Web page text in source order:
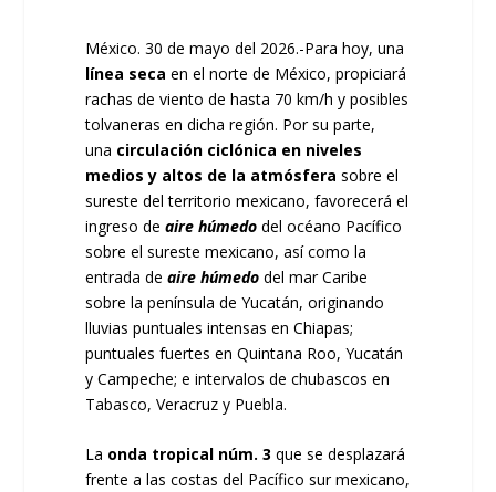
México. 30 de mayo del 2026.-Para hoy, una
línea seca en el norte de México, propiciará
rachas de viento de hasta 70 km/h y posibles
tolvaneras en dicha región. Por su parte,
una circulación ciclónica en niveles
medios y altos de la atmósfera sobre el
sureste del territorio mexicano, favorecerá el
ingreso de aire húmedodel océano Pacífico
sobre el sureste mexicano, así como la
entrada de aire húmedodel mar Caribe
sobre la península de Yucatán, originando
lluvias puntuales intensas en Chiapas;
puntuales fuertes en Quintana Roo, Yucatán
y Campeche; e intervalos de chubascos en
Tabasco, Veracruz y Puebla.
La onda tropical núm. 3 que se desplazará
frente a las costas del Pacífico sur mexicano,